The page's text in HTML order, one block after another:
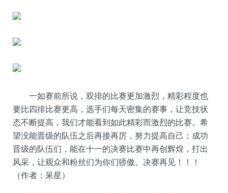
一如赛前所说，双排的比赛更加激烈，精彩程度也
要比四排比赛更高，选手们每天密集的赛事，让竞技状
态不断提高，我们才能看到如此精彩而激烈的比赛。希
望没能晋级的队伍之后再接再厉，努力提高自己；成功
晋级的队伍们，能在十一的决赛比赛中再创辉煌，打出
风采，让观众和粉丝们为你们骄傲。决赛再见！！！
（作者：呆星 ）